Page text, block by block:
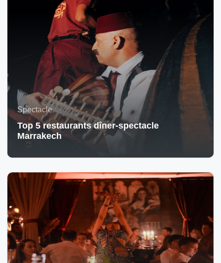
Spectacle
Top 5 restaurants dîner-spectacle
Marrakech